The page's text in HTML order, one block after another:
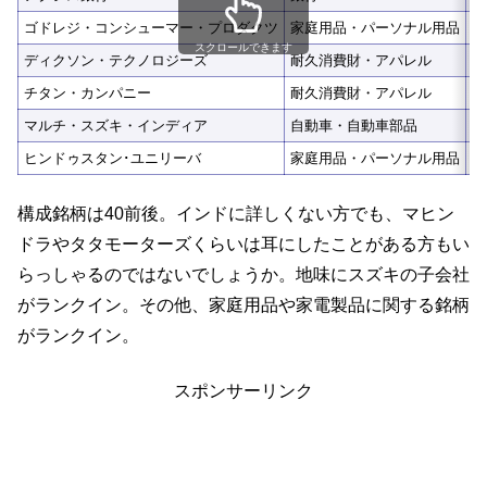
ゴドレジ・コンシューマー・プロダクツ
家庭用品・パーソナル用品
ディクソン・テクノロジーズ
耐久消費財・アパレル
チタン・カンパニー
耐久消費財・アパレル
マルチ・スズキ・インディア
自動車・自動車部品
ヒンドゥスタン･ユニリーバ
家庭用品・パーソナル用品
スクロールできます
構成銘柄は40前後。インドに詳しくない方でも、マヒン
ドラやタタモーターズくらいは耳にしたことがある方もい
らっしゃるのではないでしょうか。地味にスズキの子会社
がランクイン。その他、家庭用品や家電製品に関する銘柄
がランクイン。
スポンサーリンク